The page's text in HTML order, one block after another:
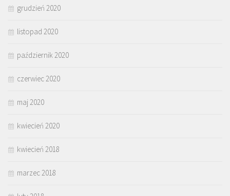
grudzień 2020
listopad 2020
październik 2020
czerwiec 2020
maj 2020
kwiecień 2020
kwiecień 2018
marzec 2018